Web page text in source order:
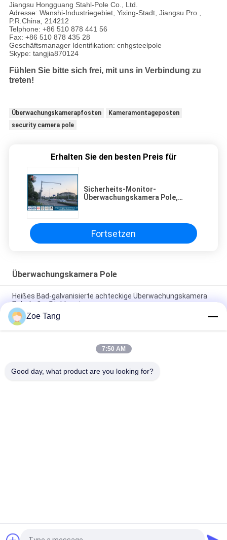
Jiangsu Hongguang Stahl-Pole Co., Ltd.
Adresse: Wanshi-Industriegebiet, Yixing-Stadt, Jiangsu Pro.,
P.R.China, 214212
Telphone: +86 510 878 441 56
Fax: +86 510 878 435 28
Geschäftsmanager Identifikation: cnhgsteelpole
Skype: tangjia870124
Fühlen Sie bitte sich frei, mit uns in Verbindung zu
treten!
Überwachungskamerapfosten
Kameramontageposten
security camera pole
Erhalten Sie den besten Preis für
Sicherheits-Monitor-
Überwachungskamera Pole,
Fortsetzen
Überwachungskamera Pole
Heißes Bad-galvanisierte achteckige Überwachungskamera
Pole, heller Stahlposten
Straßen-Monitor galvanisierte Überwachungskamera-Pole-
Wetterbeständigkeit H 6.5m
Professionelle polygonale galvanisierte Überwachungskamera
Zoe Tang
7:50 AM
Good day, what product are you looking for?